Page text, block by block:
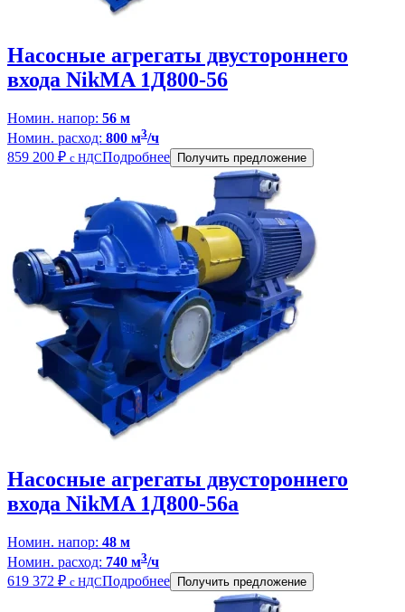
Насосные агрегаты двустороннего
входа NikMA 1Д800-56
Номин. напор: 56 м
Номин. расход: 800 м3/ч
859 200 ₽ с НДСПодробнее Получить предложение
Насосные агрегаты двустороннего
входа NikMA 1Д800-56а
Номин. напор: 48 м
Номин. расход: 740 м3/ч
619 372 ₽ с НДСПодробнее Получить предложение